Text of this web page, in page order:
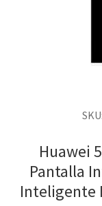
Huawei
Pantalla
Inteligente